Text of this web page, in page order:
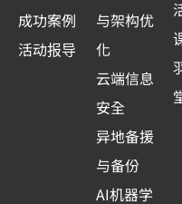
成功案例
活动报导
与架构优
化
云端信息
安全
异地备援
与备份
AI机器学